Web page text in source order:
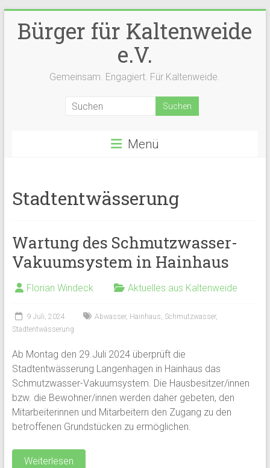
Inhalt
springen
Bürger für Kaltenweide
e.V.
Gemeinsam. Engagiert. Für Kaltenweide.
Menü
Stadtentwässerung
Wartung des Schmutzwasser-
Vakuumsystem in Hainhaus
Florian Windeck Aktuelles aus Kaltenweide
9 Juli, 2024 Abwasser, Hainhaus, Schmutzwasser,
Stadtentwässerung
Ab Montag den 29.Juli 2024 überprüft die
Stadtentwässerung Langenhagen in Hainhaus das
Schmutzwasser-Vakuumsystem. Die Hausbesitzer/innen
bzw. die Bewohner/innen werden daher gebeten, den
Mitarbeiterinnen und Mitarbeitern den Zugang zu den
betroffenen Grundstücken zu ermöglichen.
Weiterlesen